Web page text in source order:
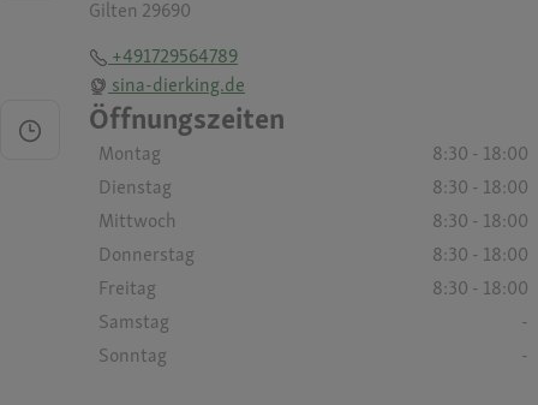
Gilten 29690
+491729564789
sina-dierking.de
Öffnungszeiten
Montag
8:30 - 18:00
Dienstag
8:30 - 18:00
Mittwoch
8:30 - 18:00
Donnerstag
8:30 - 18:00
Freitag
8:30 - 18:00
Samstag
-
Sonntag
-